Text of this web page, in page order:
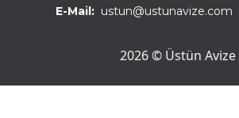
E-Mail: ustun@ustunavize.com
2026 © Üstün Avize